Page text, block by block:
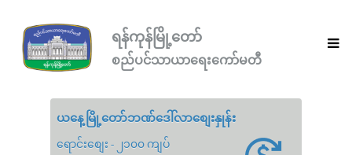
ရန်ကုန်မြို့တော်
စည်ပင်သာယာရေးကော်မတီ
ယနေ့မြို့တော်ဘဏ်ဒေါ်လာစျေးနှုန်း
ရောင်းစျေး - ၂၁၀၀ ကျပ်